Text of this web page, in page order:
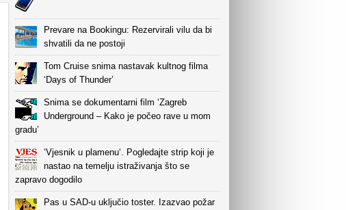
Prevare na Bookingu: Rezervirali vilu da bi
shvatili da ne postoji
Tom Cruise snima nastavak kultnog filma
‘Days of Thunder’
Snima se dokumentarni film ‘Zagreb
Underground – Kako je počeo rave u mom
gradu’
‘Vjesnik u plamenu‘. Pogledajte strip koji je
nastao na temelju istraživanja što se
zapravo dogodilo
Pas u SAD-u uključio toster. Izazvao požar